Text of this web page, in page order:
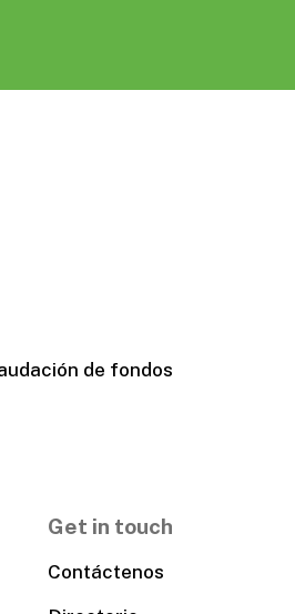
de fondos
Get in touch
Contáctenos